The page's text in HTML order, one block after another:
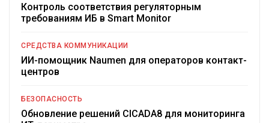
Контроль соответствия регуляторным
требованиям ИБ в Smart Monitor
СРЕДСТВА КОММУНИКАЦИИ
ИИ-помощник Naumen для операторов контакт-
центров
БЕЗОПАСНОСТЬ
Обновление решений CICADA8 для мониторинга